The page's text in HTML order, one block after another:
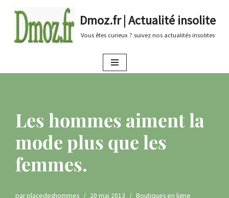
au
Dmoz.fr | Actualité insolite
Vous êtes curieux ? suivez nos actualités insolites
Les hommes aiment la
mode plus que les
femmes.
parplacedeshommes 20 mai 2013 Boutiques en ligne